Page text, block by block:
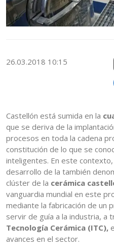
26.03.2018 10:15
Castellón está sumida en la
que se deriva de la
procesos en toda la cadena
constitución de lo que se
inteligentes. En este
desarrollo de la también
clúster de la cerámica
vanguardia mundial en este
mediante la fabricación de un
servir de guía a la industria, a
Tecnología Cerámica (ITC),
avances en el sector.